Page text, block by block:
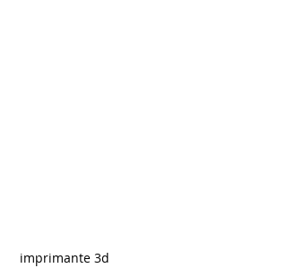
imprimante 3d